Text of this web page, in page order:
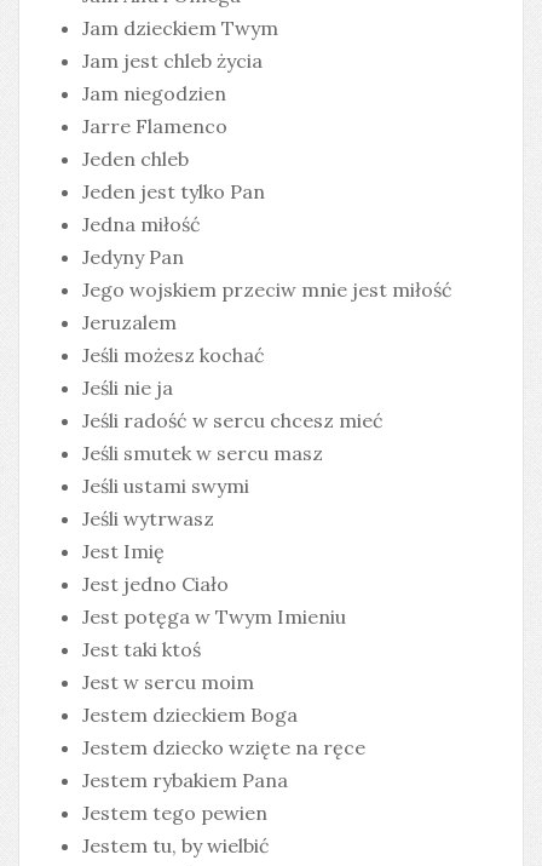
Jam dzieckiem Twym
Jam jest chleb życia
Jam niegodzien
Jarre Flamenco
Jeden chleb
Jeden jest tylko Pan
Jedna miłość
Jedyny Pan
Jego wojskiem przeciw mnie jest miłość
Jeruzalem
Jeśli możesz kochać
Jeśli nie ja
Jeśli radość w sercu chcesz mieć
Jeśli smutek w sercu masz
Jeśli ustami swymi
Jeśli wytrwasz
Jest Imię
Jest jedno Ciało
Jest potęga w Twym Imieniu
Jest taki ktoś
Jest w sercu moim
Jestem dzieckiem Boga
Jestem dziecko wzięte na ręce
Jestem rybakiem Pana
Jestem tego pewien
Jestem tu, by wielbić